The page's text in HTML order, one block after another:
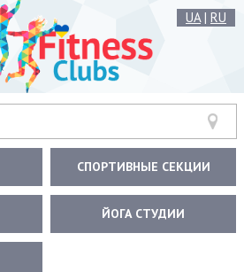
UA| RU
СПОРТИВНЫЕ СЕКЦИИ
ЙОГА СТУДИИ